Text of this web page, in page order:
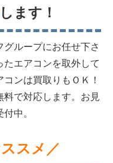
します！
ループにお任せ下さ
エアコンを取外して
ンは買取りもＯＫ！
で対応します。お見
中。
スメ／